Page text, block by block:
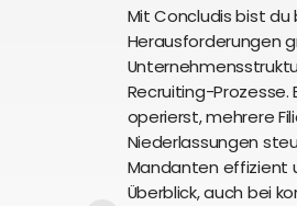
Mit Concludis bist du
Herausforderungen
Recruiting-
operierst, mehrere
Niederlassungen
Mandanten effizient
Überblick, auch bei